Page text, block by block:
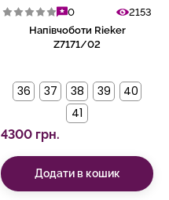
0
2153
Напівчоботи Rieker
Z7171/02
36 37 38 39
40
41
4300 грн.
Додати в кошик